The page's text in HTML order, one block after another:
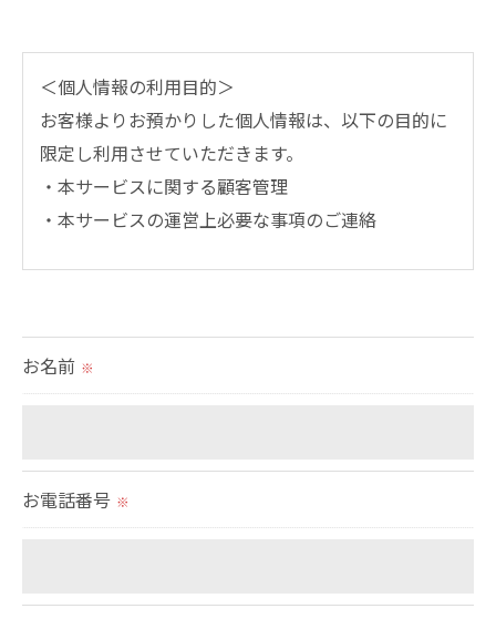
＜個人情報の利用目的＞
お客様よりお預かりした個人情報は、以下の目的に
限定し利用させていただきます。
・本サービスに関する顧客管理
・本サービスの運営上必要な事項のご連絡
られた場合を除き、
お名前 ※
お電話番号 ※